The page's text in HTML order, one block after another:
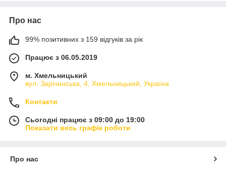
Про нас
99% позитивних з 159 відгуків за рік
Працює з 06.05.2019
м. Хмельницький
вул. Зарічанська, 4, Хмельницький, Україна
Контакти
Сьогодні працює з 09:00 до 19:00
Показати весь графік роботи
Про нас